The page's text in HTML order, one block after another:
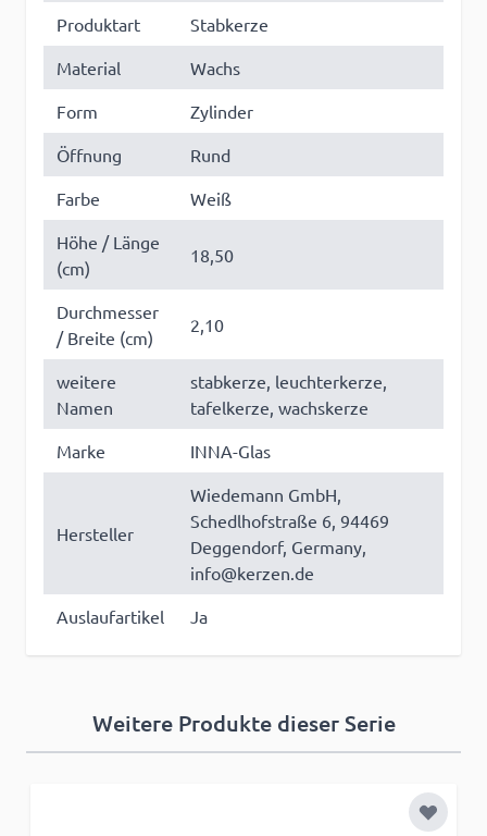
Produktart
Stabkerze
Material
Wachs
Form
Zylinder
Öffnung
Rund
Farbe
Weiß
Höhe / Länge
(cm)
18,50
Durchmesser
/ Breite (cm)
2,10
weitere
Namen
stabkerze, leuchterkerze,
tafelkerze, wachskerze
Marke
INNA-Glas
Hersteller
Wiedemann GmbH,
Schedlhofstraße 6, 94469
Deggendorf, Germany,
info@kerzen.de
Auslaufartikel
Ja
Weitere Produkte dieser Serie
Zur